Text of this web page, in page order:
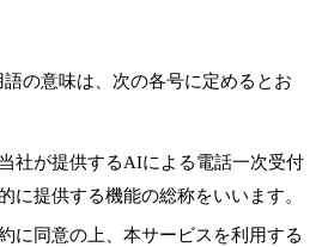
の意味は、次の各号に定めるとお
社が提供するAIによる電話一次受付
に提供する機能の総称をいいます。
に同意の上、本サービスを利用する